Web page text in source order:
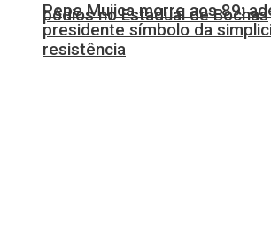
pódios no Estadual de Bochas
Pepe Mujica morre aos 89:
presidente símbolo da
resistência